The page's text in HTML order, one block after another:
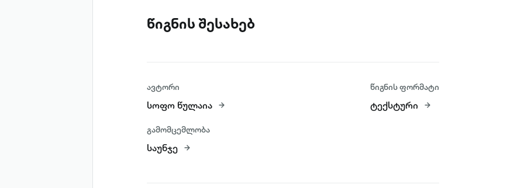
წიგნის შესახებ
ავტორი
სოფო წულაია
გამომცემლობა
საუნჯე
წიგნის ფორმატი
ტექსტური